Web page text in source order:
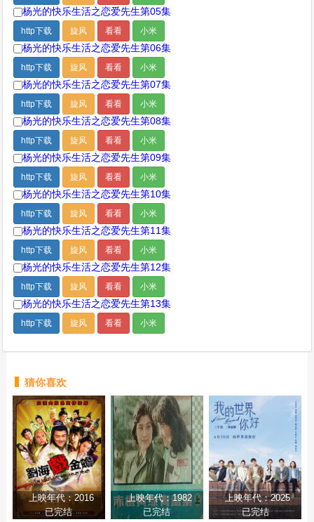
杨光的快乐生活之恋爱先生第05集
http下载 旋风 看看 小米
杨光的快乐生活之恋爱先生第06集
http下载 旋风 看看 小米
杨光的快乐生活之恋爱先生第07集
http下载 旋风 看看 小米
杨光的快乐生活之恋爱先生第08集
http下载 旋风 看看 小米
杨光的快乐生活之恋爱先生第09集
http下载 旋风 看看 小米
杨光的快乐生活之恋爱先生第10集
http下载 旋风 看看 小米
杨光的快乐生活之恋爱先生第11集
http下载 旋风 看看 小米
杨光的快乐生活之恋爱先生第12集
http下载 旋风 看看 小米
杨光的快乐生活之恋爱先生第13集
http下载 旋风 看看 小米
猜你喜欢
上映年代：2016
已完结
上映年代：1982
已完结
上映年代：2025
已完结